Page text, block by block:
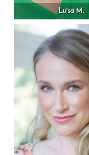
Luisa M.